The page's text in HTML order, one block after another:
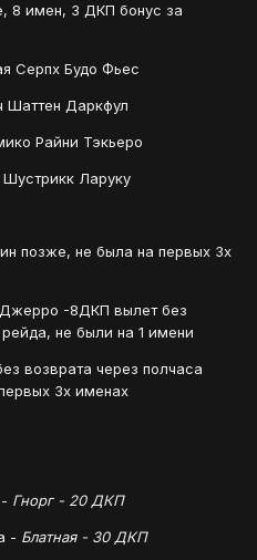
8 имен, 3 ДКП бонус за
Серпх Будо Фьес
Даркфул
Райни Тэкьеро
Ларуку
позже, не была на первых 3х
-8ДКП вылет без
не были на 1 имени
возврата через полчаса
3х именах
Гнорг - 20 ДКП
- Блатная - 30 ДКП